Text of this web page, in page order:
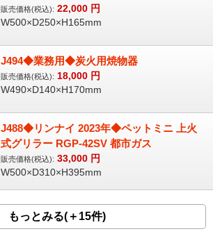
販売価格(税込): 22,000 円
W500×D250×H165mm
J494◆業務用◆炭火用焼物器
販売価格(税込): 18,000 円
W490×D140×H170mm
J488◆リンナイ 2023年◆ペットミニ 上火
式グリラー RGP-42SV 都市ガス
販売価格(税込): 33,000 円
W500×D310×H395mm
もっとみる(＋15件)